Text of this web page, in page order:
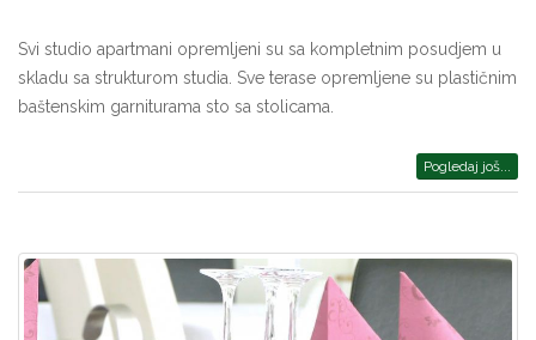
Svi studio apartmani opremljeni su sa kompletnim posudjem u
skladu sa strukturom studia. Sve terase opremljene su plastičnim
baštenskim garniturama sto sa stolicama.
Pogledaj još...